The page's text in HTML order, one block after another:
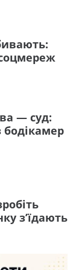
— суд:
бодікамер
з’їдають